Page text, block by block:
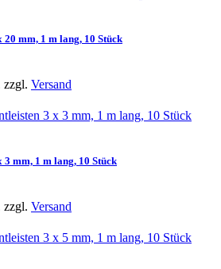
mm, 1 m lang, 10 Stück
zzgl. Versand
mm, 1 m lang, 10 Stück
zzgl. Versand